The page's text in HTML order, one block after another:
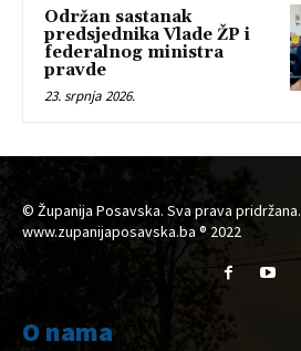
Održan sastanak
predsjednika Vlade ŽP i
federalnog ministra
pravde
23. srpnja 2026.
© Županija Posavska. Sva prava pridržana.
www.zupanijaposavska.ba ® 2022
O nama